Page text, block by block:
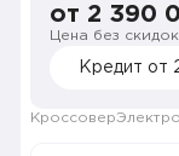
от 2 390
Цена без скидок
Кредит от
КроссоверЭлектро